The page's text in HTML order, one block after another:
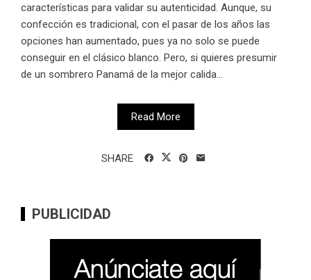
características para validar su autenticidad. Aunque, su
confección es tradicional, con el pasar de los años las
opciones han aumentado, pues ya no solo se puede
conseguir en el clásico blanco. Pero, si quieres presumir
de un sombrero Panamá de la mejor calida...
Read More
SHARE
PUBLICIDAD